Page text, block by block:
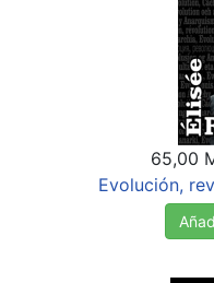
65,00
Evolución,